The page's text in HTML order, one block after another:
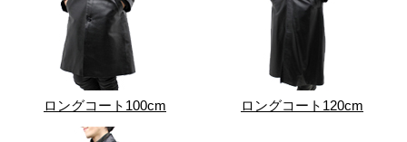
ロングコート100cm ロングコート120cm